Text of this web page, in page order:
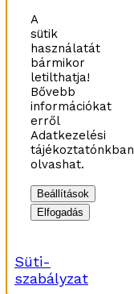
A
sütik
használatát
bármikor
letilthatja!
Bővebb
információkat
erről
Adatkezelési
tájékoztatónkban
olvashat.
Beállítások
Elfogadás
Süti-
szabályzat